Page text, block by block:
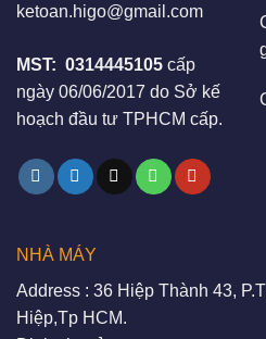
ketoan.higo@gmail.com
MST: 0314445105 cấp
ngày 06/06/2017 do Sở kế
hoạch đầu tư TPHCM cấp.
NHÀ MÁY
Address : 36 Hiệp Thành 43,
Hiệp,Tp HCM.